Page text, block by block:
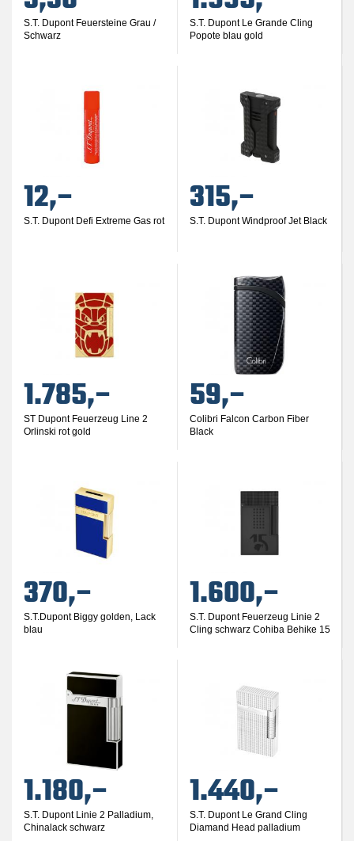
S.T. Dupont Feuersteine Grau /
Schwarz
S.T. Dupont Le Grande Cling
Popote blau gold
12,–
S.T. Dupont Defi Extreme Gas rot 315,–
S.T. Dupont Windproof Jet Black
1.785,–
ST Dupont Feuerzeug Line 2
Orlinski rot gold
59,–
Colibri Falcon Carbon Fiber
Black
370,–
S.T.Dupont Biggy golden, Lack
blau
1.600,–
S.T. Dupont Feuerzeug Linie 2
Cling schwarz Cohiba Behike 15
1.180,–
S.T. Dupont Linie 2 Palladium,
Chinalack schwarz
1.440,–
S.T. Dupont Le Grand Cling
Diamand Head palladium